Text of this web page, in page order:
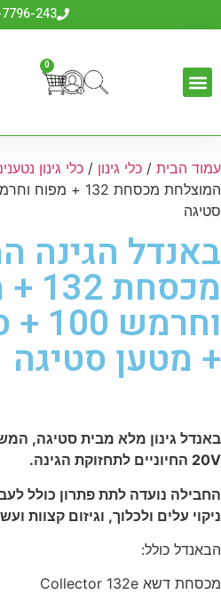
243
0
עמוד הבית / כלי גינון / כלי גינון
סטיגה
באנדל הגינה
+ מטען סטיגה
באנדל גינון מלא מבית סטיגה,
20V החיוניים לתחזוקת הגינה.
החבילה נועדה לתת פתרון כולל
ניקוי עלים ולכלוך, וגיזום קצוות
הבאנדל כולל:
מכסחת דשא Collector 132e